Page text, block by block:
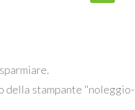
stampante